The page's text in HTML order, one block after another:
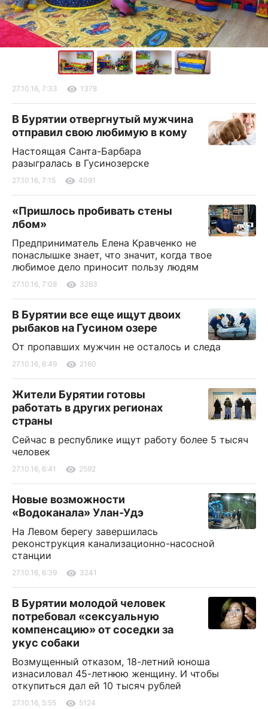
27.10.16, 7:33 1378
В Бурятии отвергнутый мужчина
отправил свою любимую в кому
Настоящая Санта-Барбара
разыгралась в Гусинозерске
27.10.16, 7:15 4091
«Пришлось пробивать стены
лбом»
Предприниматель Елена Кравченко не
понаслышке знает, что значит, когда твое
любимое дело приносит пользу людям
27.10.16, 7:08 3263
В Бурятии все еще ищут двоих
рыбаков на Гусином озере
От пропавших мужчин не осталось и следа
27.10.16, 6:49 2160
Жители Бурятии готовы
работать в других регионах
страны
Сейчас в республике ищут работу более 5 тысяч
человек
27.10.16, 6:41 2592
Новые возможности
«Водоканала» Улан-Удэ
На Левом берегу завершилась
реконструкция канализационно-насосной
станции
27.10.16, 6:39 3241
В Бурятии молодой человек
потребовал «сексуальную
компенсацию» от соседки за
укус собаки
Возмущенный отказом, 18-летний юноша
изнасиловал 45-летнюю женщину. И чтобы
откупиться дал ей 10 тысяч рублей
27.10.16, 5:55 5124